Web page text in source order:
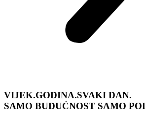
VIJEK.GODINA.SVAKI DAN.
SAMO BUDUĆNOST SAMO